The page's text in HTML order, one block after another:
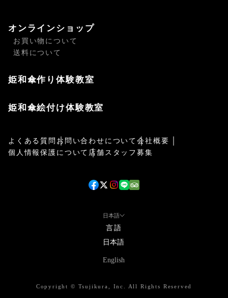
オンラインショップ
お買い物について
送料について
姫和傘作り体験教室
姫和傘絵付け体験教室
よくある質問 お問い合わせについて会社概要
個人情報保護について 店舗スタッフ募集
日本語
言語
日本語
English
Copyright © Tsujikura, Inc. All Rights Reserved